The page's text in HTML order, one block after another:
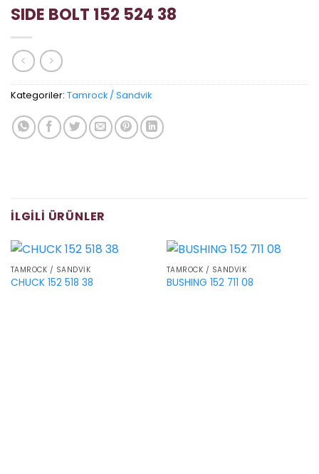
SIDE BOLT 152 524 38
Kategoriler: Tamrock / Sandvik
İLGILI ÜRÜNLER
TAMROCK / SANDVIK
CHUCK 152 518 38
TAMROCK / SANDVIK
BUSHING 152 711 08